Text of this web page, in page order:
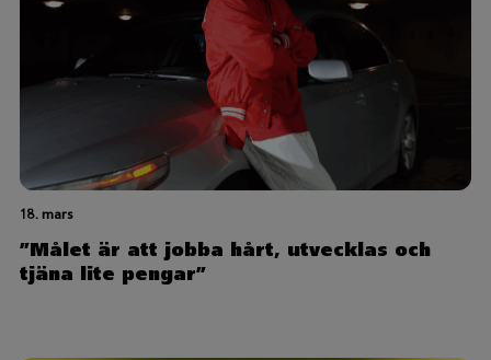
18. mars
”Målet är att jobba hårt, utvecklas och
tjäna lite pengar”